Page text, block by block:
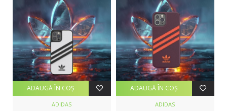
ADIDAS
ADAUGĂ ÎN COŞ
ADIDAS
ADAUGĂ ÎN COŞ